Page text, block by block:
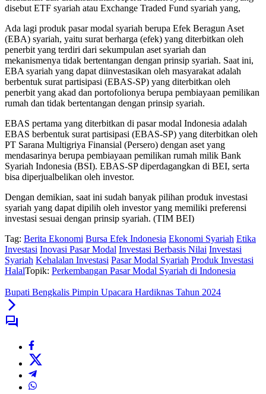
disebut ETF syariah atau Exchange Traded Fund syariah yang,
Ada lagi produk pasar modal syariah berupa Efek Beragun Aset
(EBA) syariah, yaitu surat berharga (efek) yang diterbitkan oleh
penerbit yang terdiri dari sekumpulan aset syariah dan
mekanismenya tidak bertentangan dengan prinsip syariah. Saat ini,
EBA syariah yang dapat diinvestasikan oleh masyarakat adalah
berbentuk surat partisipasi (EBAS-SP) yang diterbitkan oleh
penerbit yang akad dan portofolionya berupa pembiayaan pemilikan
rumah dan tidak bertentangan dengan prinsip syariah.
EBAS pertama yang diterbitkan di pasar modal Indonesia adalah
EBAS berbentuk surat partisipasi (EBAS-SP) yang diterbitkan oleh
PT Sarana Multigriya Finansial (Persero) dengan aset yang
mendasarinya berupa pembiayaan pemilikan rumah milik Bank
Syariah Indonesia (BSI). EBAS-SP diperdagangkan di BEI, serta
bisa diperjualbelikan oleh investor.
Dengan demikian, saat ini sudah banyak pilihan produk investasi
syariah yang dapat dipilih oleh investor yang memiliki preferensi
investasi sesuai dengan prinsip syariah. (TIM BEI)
Tag: Berita Ekonomi Bursa Efek Indonesia Ekonomi Syariah Etika
Investasi Inovasi Pasar Modal Investasi Berbasis Nilai Investasi
Syariah Kehalalan Investasi Pasar Modal Syariah Produk Investasi
HalalTopik: Perkembangan Pasar Modal Syariah di Indonesia
Bupati Bengkalis Pimpin Upacara Hardiknas Tahun 2024